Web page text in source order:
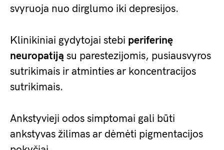
svyruoja nuo dirglumo iki depresijos.
Klinikiniai gydytojai stebi periferinę
neuropatiją su parestezijomis, pusiausvyros
sutrikimais ir atminties ar koncentracijos
sutrikimais.
Ankstyvieji odos simptomai gali būti
ankstyvas žilimas ar dėmėti pigmentacijos